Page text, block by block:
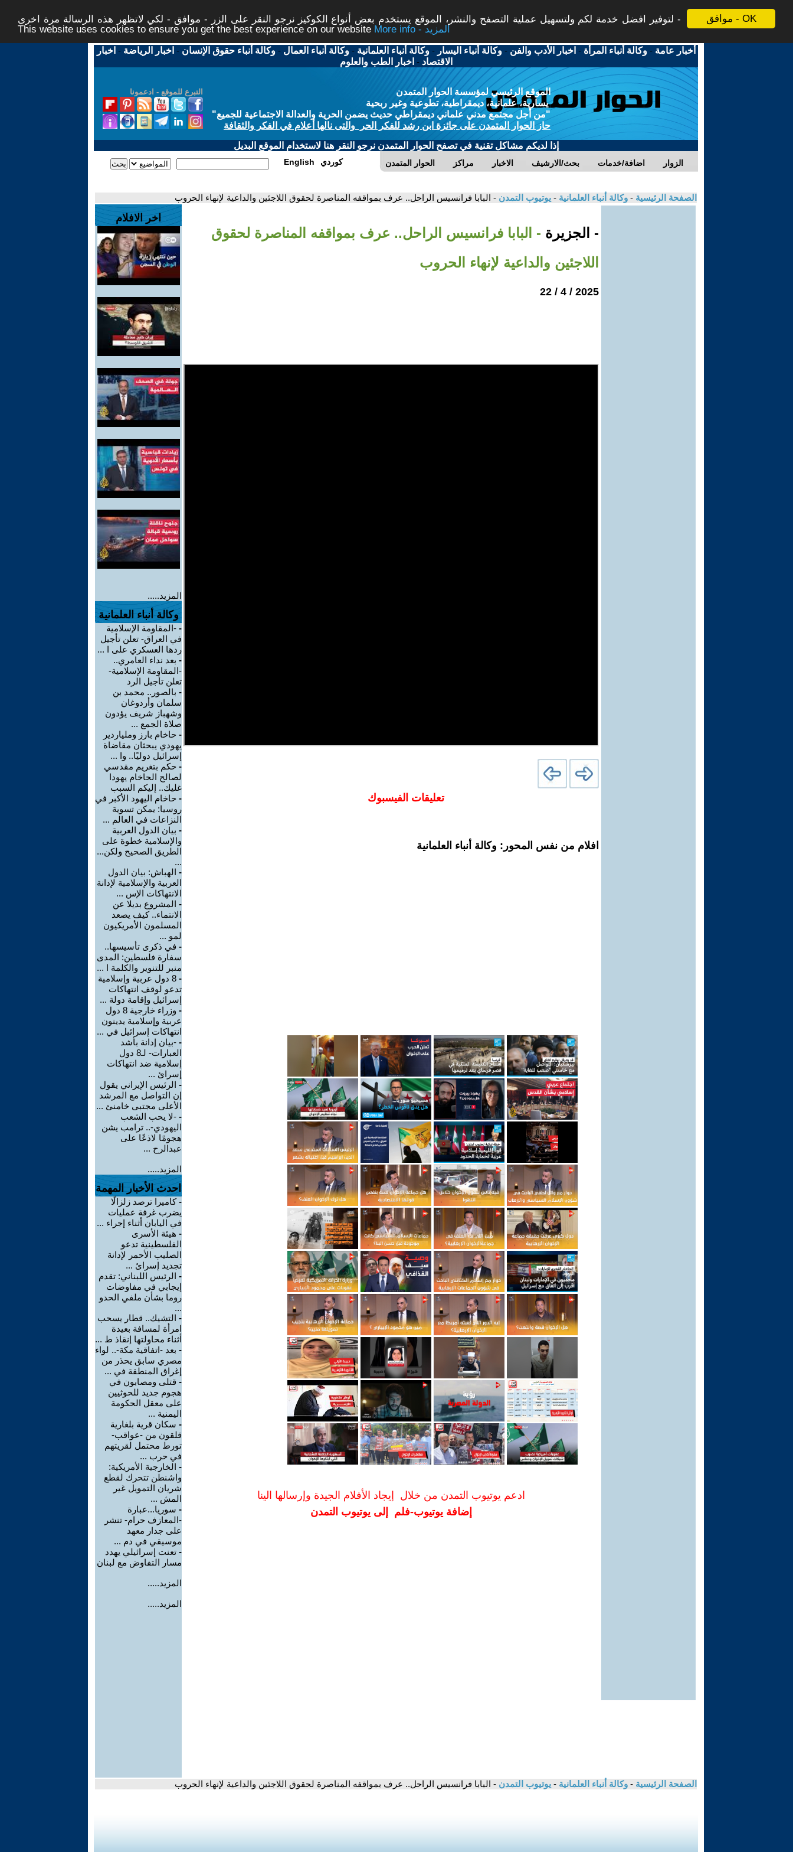
موافق - OK
لتوفير افضل خدمة لكم ولتسهيل عملية التصفح والنشر، الموقع يستخدم بعض أنواع الكوكيز نرجو النقر على الزر - موافق - لكي لاتظهر هذه الرسالة مرة اخرى -
This website uses cookies to ensure you get the best experience on our website
More info - المزيد
أخبار عامة -وكالة أنباء المرأة - اخبار الأدب والفن -وكالة أنباء اليسار -وكالة أنباء العلمانية -وكالة أنباء العمال -وكالة أنباء حقوق الإنسان - اخبار الرياضة - اخبار
الاقتصاد - اخبار الطب والعلوم
التبرع للموقع - ادعمونا
الموقع الرئيسي لمؤسسة الحوار المتمدن
يسارية، علمانية، ديمقراطية، تطوعية وغير ربحية
"من أجل مجتمع مدني علماني ديمقراطي حديث يضمن الحرية والعدالة الاجتماعية للجميع"
حاز الحوار المتمدن على جائزة ابن رشد للفكر الحر والتى نالها أعلام في الفكر والثقافة
إذا لديكم مشاكل تقنية في تصفح الحوار المتمدن نرجو النقر هنا لاستخدام الموقع البديل
الحوار المتمدن مراكز الاخبار بحث/الارشيف اضافة/خدمات الزوار English كوردي
الصفحة الرئيسية - وكالة أنباء العلمانية - يوتيوب التمدن - البابا فرانسيس الراحل.. عرف بمواقفه المناصرة لحقوق اللاجئين والداعية لإنهاء الحروب
- الجزيرة - البابا فرانسيس الراحل.. عرف بمواقفه المناصرة لحقوق
اللاجئين والداعية لإنهاء الحروب
2025 / 4 / 22
تعليقات الفيسبوك
افلام من نفس المحور: وكالة أنباء العلمانية
ادعم يوتيوب التمدن من خلال إيجاد الأفلام الجيدة وإرسالها الينا
إضافة يوتيوب-فلم إلى يوتيوب التمدن
اخر الافلام
المزيد.....
وكالة أنباء العلمانية
- -المقاومة الإسلامية
في العراق- تعلن تأجيل
ردها العسكري على ا ...
- بعد نداء العامري..
-المقاومة الإسلامية-
تعلن تأجيل الرد
- بالصور.. محمد بن
سلمان وأردوغان
وشهباز شريف يؤدون
صلاة الجمع ...
- حاخام بارز وملياردير
يهودي يبحثان مقاضاة
إسرائيل دوليًا.. وا ...
- حكم بتغريم مقدسي
لصالح الحاخام يهودا
غليك.. إليكم السبب
- حاخام اليهود الأكبر في
روسيا: يمكن تسوية
النزاعات في العالم ...
- بيان الدول العربية
والإسلامية خطوة على
الطريق الصحيح ولكن...
...
- الهباش: بيان الدول
العربية والإسلامية لإدانة
الانتهاكات الإس ...
- المشروع بديلا عن
الانتماء.. كيف يصعد
المسلمون الأمريكيون
لمو ...
- في ذكرى تأسيسها..
سفارة فلسطين: المدى
منبر للتنوير والكلمة ا ...
-
8 دول عربية وإسلامية
تدعو لوقف انتهاكات
إسرائيل وإقامة دولة ...
-
وزراء خارجية 8 دول
عربية وإسلامية يدينون
انتهاكات إسرائيل في ...
- -بيان إدانة بأشد
العبارات- لـ8 دول
إسلامية ضد انتهاكات
إسرائ ...
- الرئيس الإيراني يقول
إن التواصل مع المرشد
الأعلى مجتبى خامنئ ...
- -لا يحب الشعب
اليهودي-.. ترامب يشن
هجومًا لاذعًا على
عبدالرح ...
المزيد.....
احدث الأخبار المهمة
-كاميرا ترصد زلزالًا
يضرب غرفة عمليات
في اليابان أثناء إجراء ...
- هيئة الأسرى
الفلسطينية تدعو
الصليب الأحمر لإدانة
تجديد إسرائ ...
- الرئيس اللبناني: تقدم
إيجابي في مفاوضات
روما بشأن ملفي الحدو
...
- التشيك.. قطار يسحب
امرأة لمسافة بعيدة
أثناء محاولتها إنقاذ ط ...
- بعد -اتفاقية مكة-.. لواء
مصري سابق يحذر من
إغراق المنطقة في ...
- قتلى ومصابون في
هجوم جديد للحوثيين
على معقل الحكومة
اليمنية ...
- سكان قرية بلغارية
قلقون من -عواقب-
تورط محتمل لقريتهم
في حرب ...
- الخارجية الأمريكية:
واشنطن تتحرك لقطع
شريان التمويل غير
المش ...
- سوريا...عبارة
-المعازف حرام- تنشر
على جدار معهد
موسيقي في دم ...
- تعنت إسرائيلي يهدد
مسار التفاوض مع لبنان
المزيد.....
المزيد.....
الصفحة الرئيسية - وكالة أنباء العلمانية - يوتيوب التمدن - البابا فرانسيس الراحل.. عرف بمواقفه المناصرة لحقوق اللاجئين والداعية لإنهاء الحروب